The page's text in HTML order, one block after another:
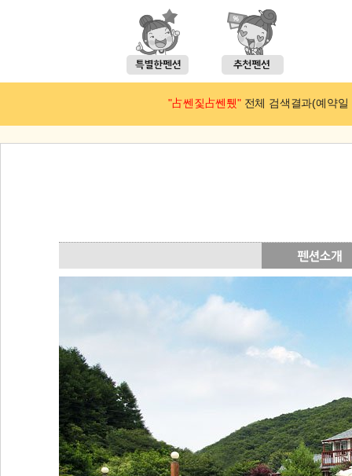
"占쎈짗占쎈퉸"전체 검색결과(예약일